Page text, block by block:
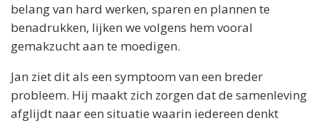
belang van hard werken, sparen en plannen te
benadrukken, lijken we volgens hem vooral
gemakzucht aan te moedigen.
Jan ziet dit als een symptoom van een breder
probleem. Hij maakt zich zorgen dat de samenleving
afglijdt naar een situatie waarin iedereen denkt